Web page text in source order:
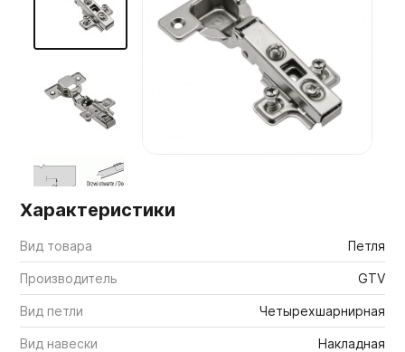
Мебельные образцы, каталоги
Характеристики
Вид товара Петля
Производитель GTV
Вид петли Четырехшарнирная
Вид навески Накладная